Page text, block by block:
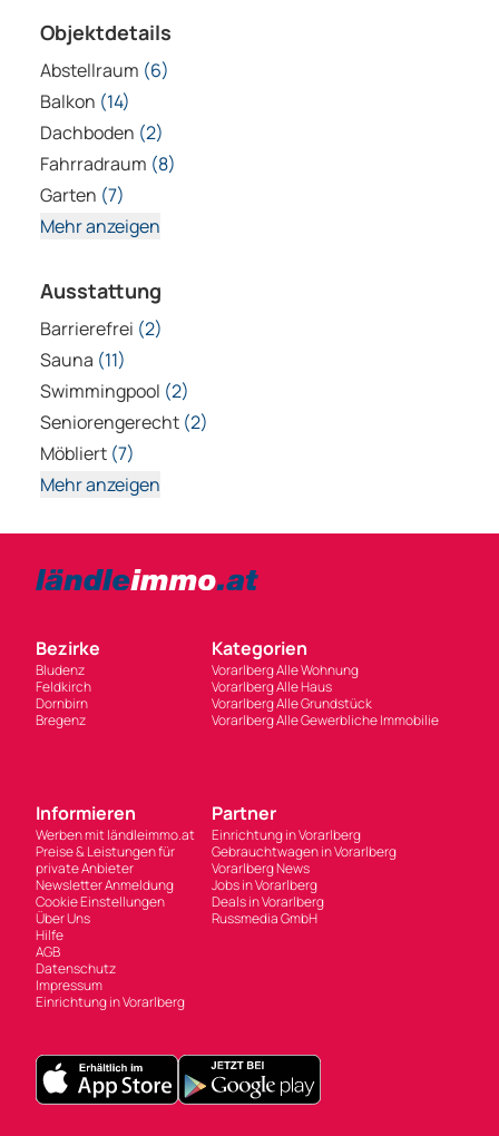
Objektdetails
Abstellraum (6)
Balkon (14)
Dachboden (2)
Fahrradraum (8)
Garten (7)
Mehr anzeigen
Ausstattung
Barrierefrei (2)
Sauna (11)
Swimmingpool (2)
Seniorengerecht (2)
Möbliert (7)
Mehr anzeigen
Bezirke
Bludenz
Feldkirch
Dornbirn
Bregenz
Kategorien
Vorarlberg Alle Wohnung
Vorarlberg Alle Haus
Vorarlberg Alle Grundstück
Vorarlberg Alle Gewerbliche Immobilie
Informieren
Werben mit ländleimmo.at
Preise & Leistungen für
private Anbieter
Newsletter Anmeldung
Cookie Einstellungen
Über Uns
Hilfe
AGB
Datenschutz
Impressum
Einrichtung in Vorarlberg
Partner
Einrichtung in Vorarlberg
Gebrauchtwagen in Vorarlberg
Vorarlberg News
Jobs in Vorarlberg
Deals in Vorarlberg
Russmedia GmbH